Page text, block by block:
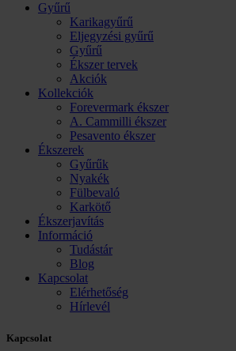
Gyűrű
Karikagyűrű
Eljegyzési gyűrű
Gyűrű
Ékszer tervek
Akciók
Kollekciók
Forevermark ékszer
A. Cammilli ékszer
Pesavento ékszer
Ékszerek
Gyűrűk
Nyakék
Fülbevaló
Karkötő
Ékszerjavítás
Információ
Tudástár
Blog
Kapcsolat
Elérhetőség
Hírlevél
Kapcsolat